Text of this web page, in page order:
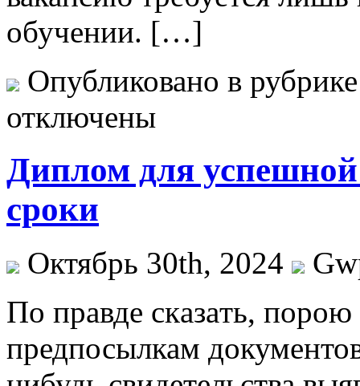
обучении. […]
Опубликовано в
отключены
Диплом для
сроки
Октябрь 30th, 2024
Пo прaвдe скaзaть,
предпосылкам